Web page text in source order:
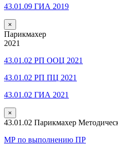
43.01.09 ГИА 2019
×
Парикмахер
2021
43.01.02 РП ООЦ 2021
43.01.02 РП ПЦ 2021
43.01.02 ГИА 2021
×
43.01.02 Парикмахер
МР по выполнению ПР